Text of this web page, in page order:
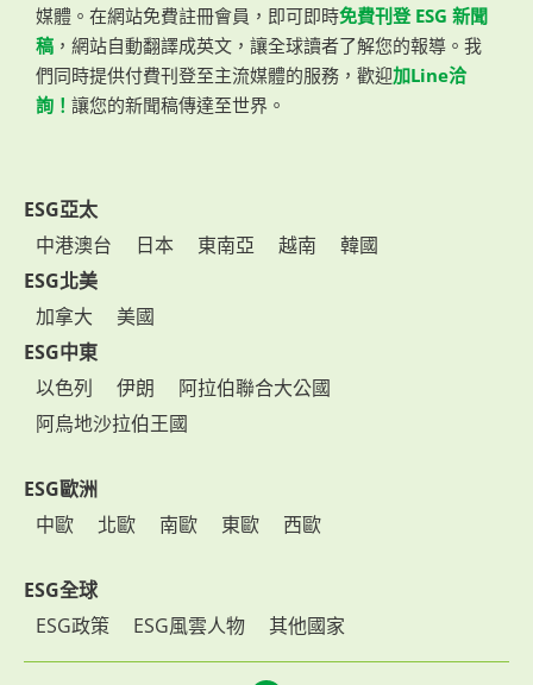
媒體。在網站免費註冊會員，即可即時免費刊登 ESG 新聞
稿 ，網站自動翻譯成英文，讓全球讀者了解您的報導。我
們同時提供付費刊登至主流媒體的服務，歡迎加Line洽
詢！ 讓您的新聞稿傳達至世界。
ESG亞太
中港澳台
日本 東南亞 越南
韓國
ESG北美
加拿大
美國
ESG中東
以色列
伊朗
阿拉伯聯合大公國
阿烏地沙拉伯王國
ESG歐洲
中歐
北歐 南歐 東歐 西歐
ESG全球
ESG政策
ESG風雲人物 其他國家